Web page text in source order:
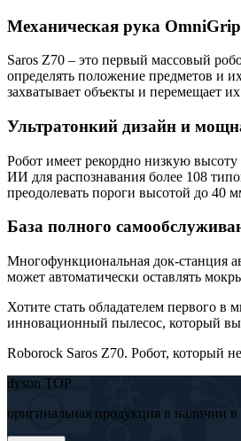
Механическая рука
Saros Z70 – это первый массовый
определять положение предметов и
захватывает объекты и перемещает
Ультратонкий дизайн и
Робот имеет рекордно низкую
ИИ для распознавания более 108
преодолевать пороги высотой до 40
База полного
Многофункциональная док-станция
может автоматически оставлять
Хотите стать обладателем первого
инновационный пылесос, который
Roborock Saros Z70. Робот, который
dyson TOP
оригинальная продукция в наличии в